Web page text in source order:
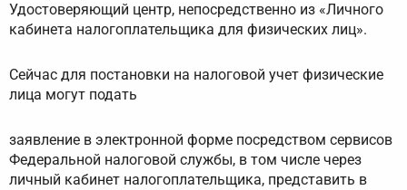
Удостоверяющий центр, непосредственно из «Личного
кабинета налогоплательщика для физических лиц».
Сейчас для постановки на налоговой учет физические
лица могут подать
заявление в электронной форме посредством сервисов
Федеральной налоговой службы, в том числе через
личный кабинет налогоплательщика, представить в